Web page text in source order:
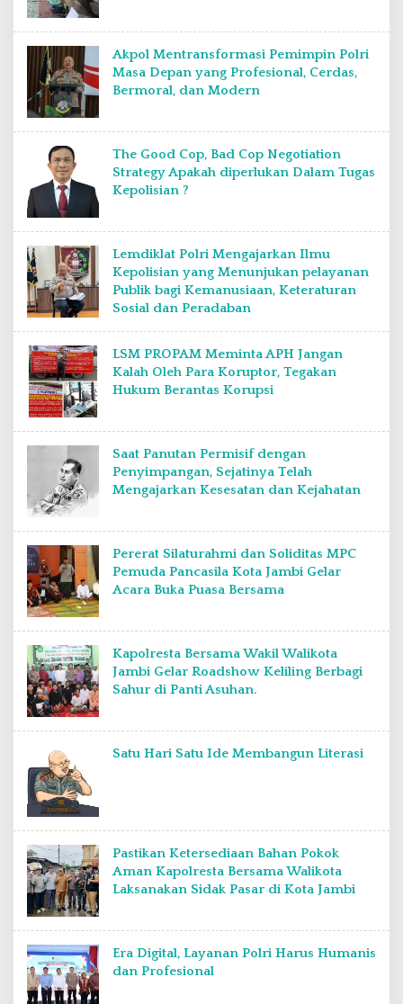
Akpol Mentransformasi Pemimpin Polri
Masa Depan yang Profesional, Cerdas,
Bermoral, dan Modern
The Good Cop, Bad Cop Negotiation
Strategy Apakah diperlukan Dalam Tugas
Kepolisian ?
Lemdiklat Polri Mengajarkan Ilmu
Kepolisian yang Menunjukan pelayanan
Publik bagi Kemanusiaan, Keteraturan
Sosial dan Peradaban
LSM PROPAM Meminta APH Jangan
Kalah Oleh Para Koruptor, Tegakan
Hukum Berantas Korupsi
Saat Panutan Permisif dengan
Penyimpangan, Sejatinya Telah
Mengajarkan Kesesatan dan Kejahatan
Pererat Silaturahmi dan Soliditas MPC
Pemuda Pancasila Kota Jambi Gelar
Acara Buka Puasa Bersama
Kapolresta Bersama Wakil Walikota
Jambi Gelar Roadshow Keliling Berbagi
Sahur di Panti Asuhan.
Satu Hari Satu Ide Membangun Literasi
Pastikan Ketersediaan Bahan Pokok
Aman Kapolresta Bersama Walikota
Laksanakan Sidak Pasar di Kota Jambi
Era Digital, Layanan Polri Harus Humanis
dan Profesional